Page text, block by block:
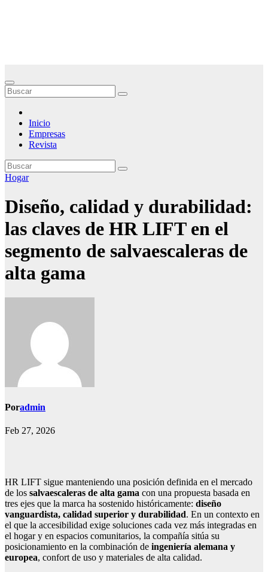
Inicio
Empresas
Revista
Hogar
Diseño, calidad y durabilidad:
las claves de HR LIFT en el
segmento de salvaescaleras de
alta gama
Poradmin
Feb 27, 2026
HR LIFT sigue manteniendo una posición definida en el mercado
de los salvaescaleras de alta gama con una propuesta basada en
tres ejes que la marca ha sostenido históricamente: diseño
vanguardista, calidad superior y durabilidad. En un contexto en
el que la accesibilidad exige soluciones cada vez más integradas en
el hogar y en espacios comunitarios, la compañía sitúa su
posicionamiento en la combinación de ingeniería alemana y
europea, confort de uso y materiales de alta calidad.